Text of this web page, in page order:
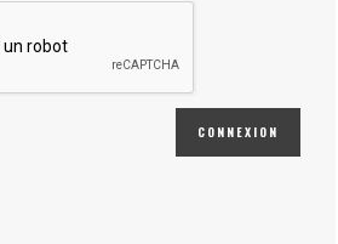
CONNEXION